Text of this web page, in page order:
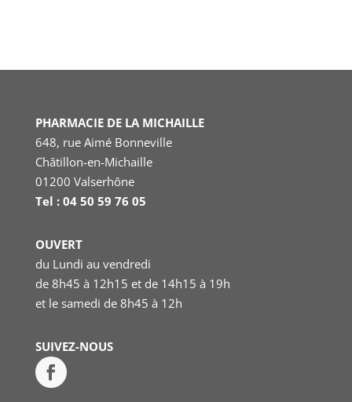
PHARMACIE DE LA MICHAILLE
648, rue Aimé Bonneville
Châtillon-en-Michaille
01200 Valserhône
Tel : 04 50 59 76 05
OUVERT
du Lundi au vendredi
de 8h45 à 12h15 et de 14h15 à 19h
et le samedi de 8h45 à 12h
SUIVEZ-NOUS